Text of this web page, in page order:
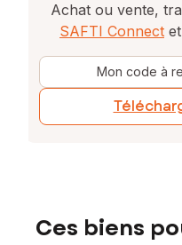
Achat ou vente,
SAFTI Connect
Mon code à
Ces biens